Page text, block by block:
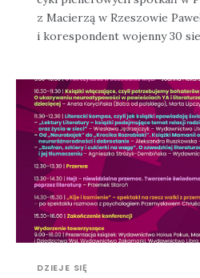
z Macierzą w Rzeszowie Paweł Reszka – dziennikarz
i korespondent
DZIEJE SIĘ